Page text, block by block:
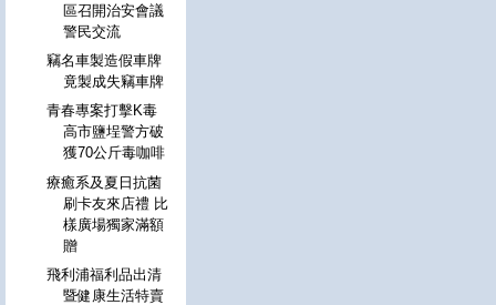
區召開治安會議
警民交流
竊名車製造假車牌
竟製成失竊車牌
青春專案打擊K毒
高市鹽埕警方破
獲70公斤毒咖啡
療癒系及夏日抗菌
刷卡友來店禮 比
樣廣場獨家滿額
贈
飛利浦福利品出清
暨健康生活特賣